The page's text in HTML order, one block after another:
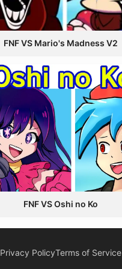
FNF VS Mario's Madness V2
FNF VS Oshi no Ko
Privacy PolicyTerms of Service